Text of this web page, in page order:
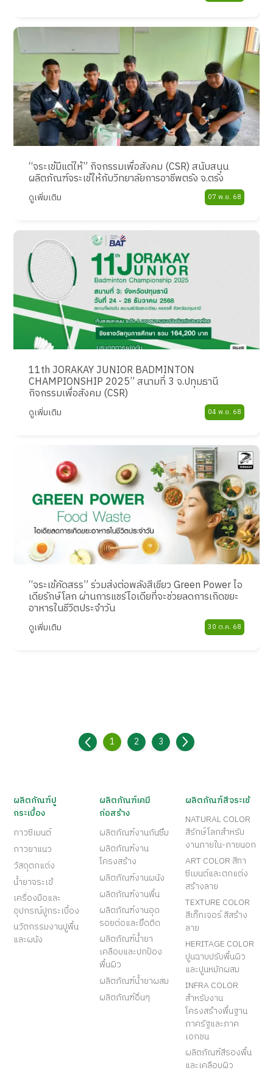
“จระเข้มีแต่ให้” กิจกรรมเพื่อสังคม (CSR) สนับสนุน
ผลิตภัณฑ์จระเข้ให้กับวิทยาลัยการอาชีพตรัง จ.ตรัง
ดูเพิ่มเติม 07 พ.ย. 68
11th JORAKAY JUNIOR BADMINTON
CHAMPIONSHIP 2025” สนามที่ 3 จ.ปทุมธานี
กิจกรรมเพื่อสังคม (CSR)
ดูเพิ่มเติม 04 พ.ย. 68
“จระเข้คัดสรร” ร่วมส่งต่อพลังสีเขียว Green Power ไอ
เดียรักษ์โลก ผ่านการแชร์ไอเดียที่จะช่วยลดการเกิดขยะ
อาหารในชีวิตประจำวัน
ดูเพิ่มเติม 30 ต.ค. 68
1 2 3
ผลิตภัณฑ์ปู
กระเบื้อง
กาวซีเมนต์
กาวยาแนว
วัสดุตกแต่ง
น้ำยาจระเข้
เครื่องมือและ
อุปกรณ์ปูกระเบื้อง
นวัตกรรมงานปูพื้น
และผนัง
ผลิตภัณฑ์เคมี
ก่อสร้าง
ผลิตภัณฑ์งานกันซึม
ผลิตภัณฑ์งาน
โครงสร้าง
ผลิตภัณฑ์งานผนัง
ผลิตภัณฑ์งานพื้น
ผลิตภัณฑ์งานอุด
รอยต่อและยึดติด
ผลิตภัณฑ์น้ำยา
เคลือบและปกป้อง
พื้นผิว
ผลิตภัณฑ์น้ำยาผสม
ผลิตภัณฑ์อื่นๆ
ผลิตภัณฑ์สีจระเข้
NATURAL COLOR
สีรักษ์โลกสำหรับ
งานภายใน-ภายนอก
ART COLOR สีทา
ซีเมนต์และตกแต่ง
สร้างลาย
TEXTURE COLOR
สีเท็กเจอร์ สีสร้าง
ลาย
HERITAGE COLOR
ปูนฉาบปรับพื้นผิว
และปูนหมักผสม
INFRA COLOR
สำหรับงาน
โครงสร้างพื้นฐาน
ภาครัฐและภาค
เอกชน
ผลิตภัณฑ์สีรองพื้น
และเคลือบผิว